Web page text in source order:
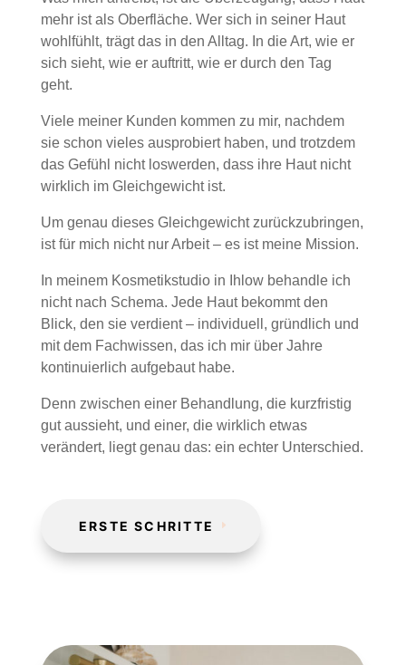
mehr ist als Oberfläche. Wer sich in seiner Haut
wohlfühlt, trägt das in den Alltag. In die Art, wie er
sich sieht, wie er auftritt, wie er durch den Tag
geht.
Viele meiner Kunden kommen zu mir, nachdem
sie schon vieles ausprobiert haben, und trotzdem
das Gefühl nicht loswerden, dass ihre Haut nicht
wirklich im Gleichgewicht ist.
Um genau dieses Gleichgewicht zurückzubringen,
ist für mich nicht nur Arbeit – es ist meine Mission.
In meinem Kosmetikstudio in Ihlow behandle ich
nicht nach Schema. Jede Haut bekommt den
Blick, den sie verdient – individuell, gründlich und
mit dem Fachwissen, das ich mir über Jahre
kontinuierlich aufgebaut habe.
Denn zwischen einer Behandlung, die kurzfristig
gut aussieht, und einer, die wirklich etwas
verändert, liegt genau das: ein echter Unterschied.
ERSTE SCHRITTE